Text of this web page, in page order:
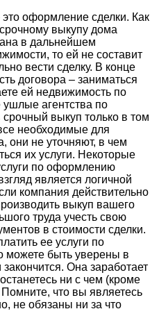
оформление сделки. Как
срочному выкупу дома
в дальнейшем
то ей не составит
вести сделку. В конце
договора – заниматься
ей недвижимость по
агентства по
выкуп только в том
необходимые для
они не уточняют, в чем
их услуги. Некоторые
по оформлению
является логичной
компания действительно
выкуп вашего
труда учесть свою
в стоимости сделки.
ее услуги по
можете быть уверены в
Она заработает
ни с чем (кроме
что вы являетесь
не обязаны ни за что